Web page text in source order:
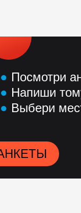
● Посмотри
● Напиши
● Выбери